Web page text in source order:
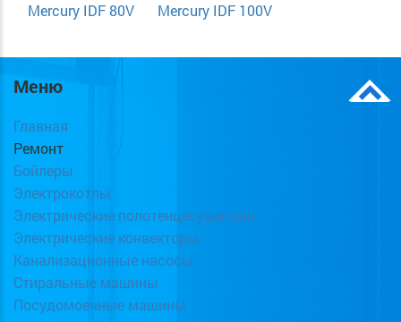
Mercury IDF 80V Mercury IDF 100V
Меню
Главная
Ремонт
Бойлеры
Электрокотлы
Электрические полотенцесушители
Электрические конвекторы
Канализационные насосы
Стиральные машины
Посудомоечные машины